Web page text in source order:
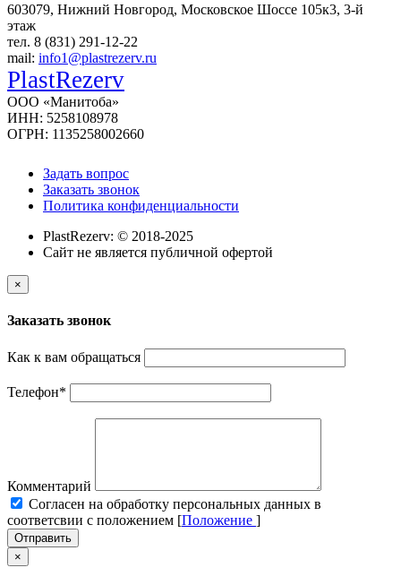
603079, Нижний Новгород, Московское Шоссе 105к3, 3-й
этаж
тел. 8 (831) 291-12-22
mail: info1@plastrezerv.ru
PlastRezerv
ООО «Манитоба»
ИНН: 5258108978
ОГРН: 1135258002660
Задать вопрос
Заказать звонок
Политика конфиденциальности
PlastRezerv: © 2018-2025
Cайт не является публичной офертой
×
Заказать звонок
Как к вам обращаться
Телефон*
Комментарий
Cогласен на обработку персональных данных в
соответсвии с положением [Положение ]
Отправить
×